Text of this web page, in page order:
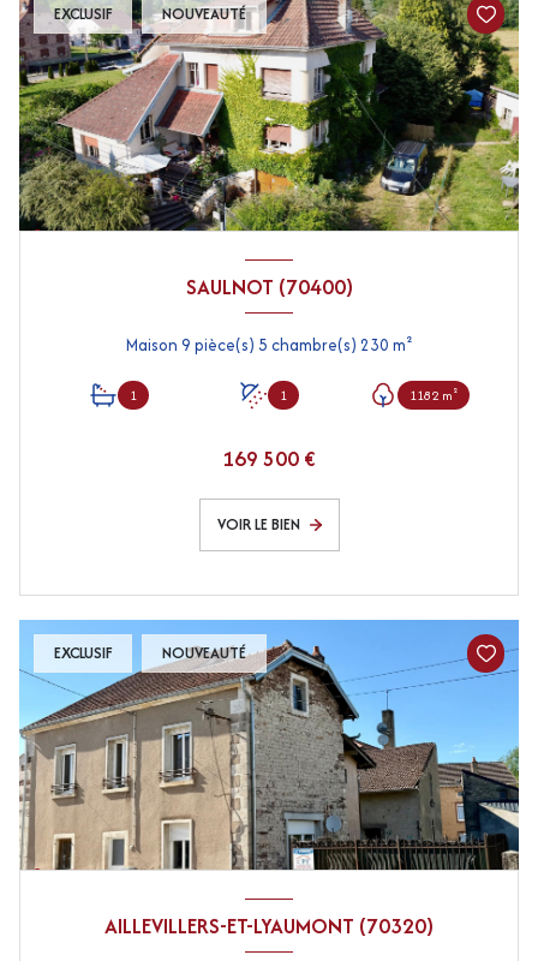
EXCLUSIF NOUVEAUTÉ
SAULNOT (70400)
Maison 9 pièce(s) 5 chambre(s) 230 m²
1 1 1182 m²
169 500 €
VOIR LE BIEN
EXCLUSIF NOUVEAUTÉ
AILLEVILLERS-ET-LYAUMONT (70320)